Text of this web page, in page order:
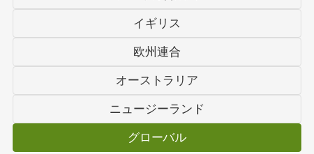
イギリス
欧州連合
オーストラリア
ニュージーランド
グローバル